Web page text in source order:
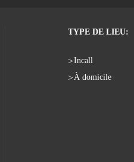
TYPE DE LIEU:
Incall
À domicile